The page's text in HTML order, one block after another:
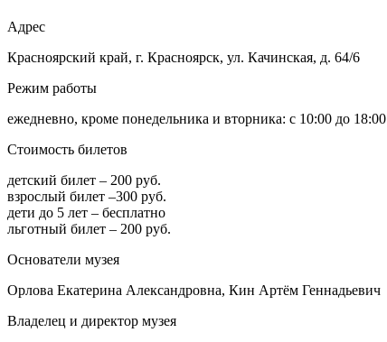
Адрес
Красноярский край, г. Красноярск, ул. Качинская, д. 64/6
Режим работы
ежедневно, кроме понедельника и вторника: с 10:00 до 18:00
Стоимость билетов
детский билет – 200 руб.
взрослый билет –300 руб.
дети до 5 лет – бесплатно
льготный билет – 200 руб.
Основатели музея
Орлова Екатерина Александровна, Кин Артём Геннадьевич
Владелец и директор музея